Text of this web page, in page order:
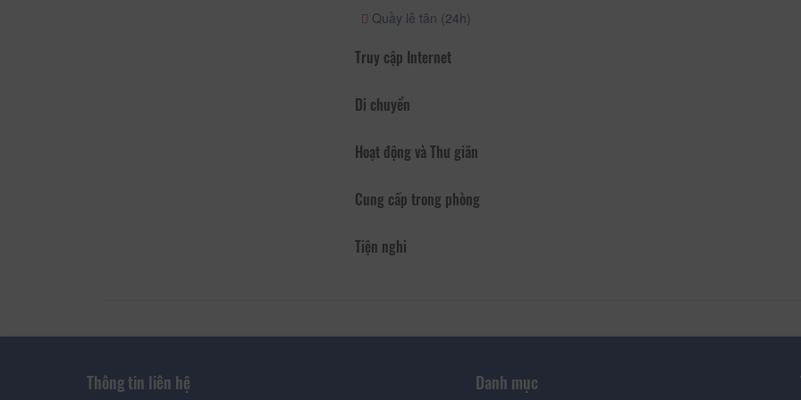
Quầy lễ tân (24h)
Truy cập Internet
Di chuyển
Hoạt động và Thư giãn
Cung cấp trong phòng
Tiện nghi
Thông tin liên hệ Danh mục